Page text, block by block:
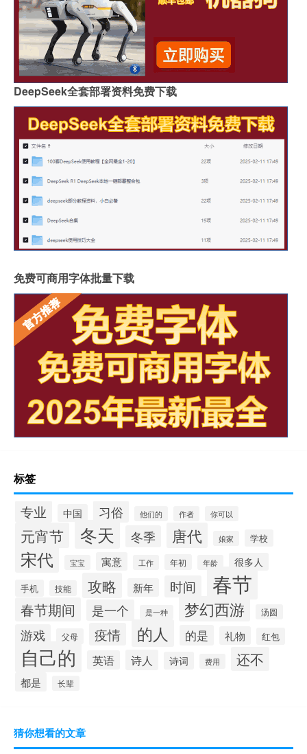
DeepSeek全套部署资料免费下载
免费可商用字体批量下载
标签
专业 中国 习俗 他们的 作者 你可以
元宵节 冬天 冬季 唐代 娘家 学校
宋代 宝宝 寓意 工作 年初 年龄 很多人
手机 技能 攻略 新年 时间 春节
春节期间 是一个 是一种 梦幻西游 汤圆
游戏 父母 疫情 的人 的是 礼物 红包
自己的 英语 诗人 诗词 费用 还不
都是 长辈
猜你想看的文章